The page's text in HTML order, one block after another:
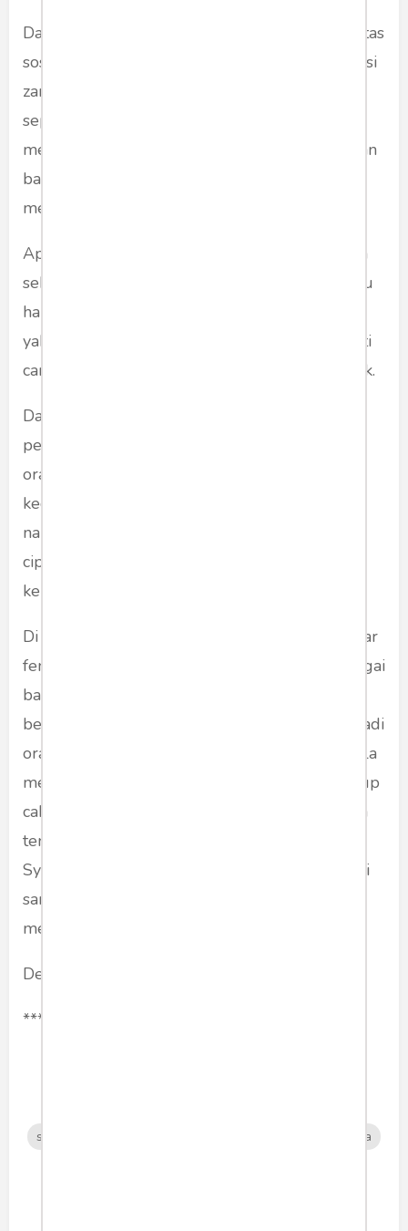
Dalam masyarakat yang mendambakan mobilitas
sosial, Syahrini adalah alegori keberhasilan versi
zaman sekarang. Kita menonton dia bukan
seperti kita menonton pekerja seni, tapi seperti
menonton simbol, yakni ikon yang membuktikan
bahwa dengan cukup "branding", dunia bisa
menjadi panggung siapa pun.
Apa yang layak ditonjolkan dari Syahrini bukan
sekadar statusnya sebagai istri Reino Barack. Itu
hanya satu bab dalam narasi yang lebih besar,
yakni narasi tentang perempuan yang mengerti
cara mengelola dirinya sebagai kapital simbolik.
Dalam kebudayaan patriarkal, banyak
perempuan diposisikan sebagai objek narasi
orang lain. Tetapi Syahrini, dengan segala
kegenitan dan kemewahannya, justru menulis
narasinya sendiri, di atas panggung yang ia
ciptakan sendiri. Ia adalah parodi sekaligus
kemenangan.
Di ujung hari, barangkali Syahrini bukan sekadar
fenomena hiburan, tetapi cermin dari kita sebagai
bangsa, betapa kita masih menyukai keajaiban,
betapa kita gemar menjadikan kehidupan pribadi
orang lain sebagai mitologi, dan betapa kita rela
memaafkan ketidakjelasan karya, asal ada cukup
cahaya sorot kamera yang membuat segalanya
terlihat glamor. Jika demikian, berita tentang
Syahrini di Cannes bukan tentang dia berada di
sana, tetapi tentang kita yang memilih untuk
memperhatikannya.
Demikianlah sihir simulacra bekerja.
***
sketsa simulacra